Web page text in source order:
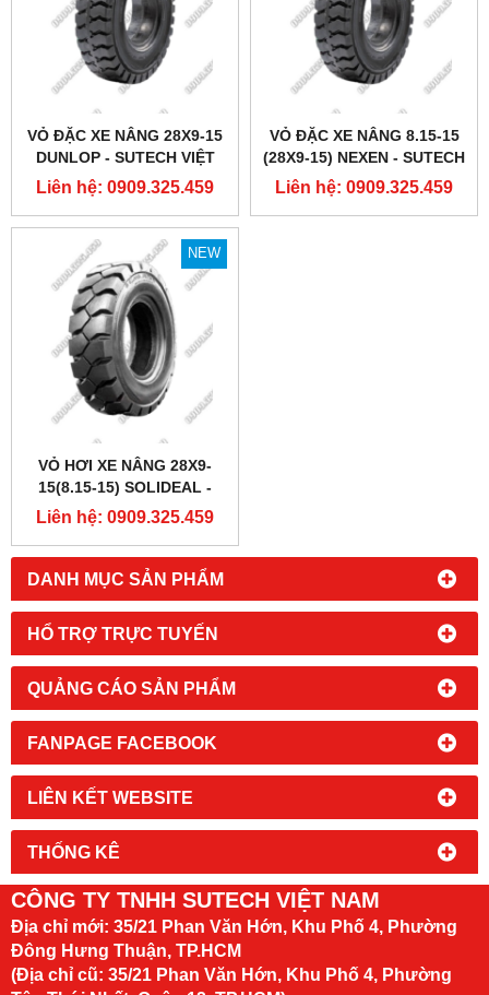
DANH MỤC SẢN PHẨM
HỔ TRỢ TRỰC TUYẾN
QUẢNG CÁO SẢN PHẨM
FANPAGE FACEBOOK
LIÊN KẾT WEBSITE
THỐNG KÊ
VỎ ĐẶC XE NÂNG 28X9-15
DUNLOP - SUTECH VIỆT
NAM
Liên hệ: 0909.325.459
VỎ ĐẶC XE NÂNG 8.15-15
(28X9-15) NEXEN - SUTECH
VIỆT NAM
Liên hệ: 0909.325.459
NEW
VỎ HƠI XE NÂNG 28X9-
15(8.15-15) SOLIDEAL -
SUTECH VIỆT NAM
Liên hệ: 0909.325.459
CÔNG TY TNHH SUTECH VIỆT NAM
Địa chỉ mới: 35/21 Phan Văn Hớn, Khu Phố 4, Phường
Đông Hưng Thuận, TP.HCM
(Địa chỉ cũ: 35/21 Phan Văn Hớn, Khu Phố 4, Phường